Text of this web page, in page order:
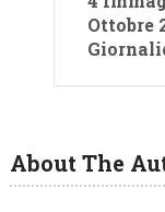
Ottobre
About The